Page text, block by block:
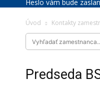
Heslo vám bude
Úvod Kontakty
Predseda